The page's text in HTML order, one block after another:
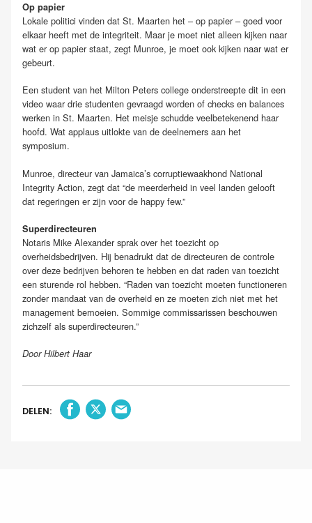
Op papier
Lokale politici vinden dat St. Maarten het – op papier – goed voor
elkaar heeft met de integriteit. Maar je moet niet alleen kijken naar
wat er op papier staat, zegt Munroe, je moet ook kijken naar wat er
gebeurt.
Een student van het Milton Peters college onderstreepte dit in een
video waar drie studenten gevraagd worden of checks en balances
werken in St. Maarten. Het meisje schudde veelbetekenend haar
hoofd. Wat applaus uitlokte van de deelnemers aan het
symposium.
Munroe, directeur van Jamaica’s corruptiewaakhond National
Integrity Action, zegt dat “de meerderheid in veel landen gelooft
dat regeringen er zijn voor de happy few.”
Superdirecteuren
Notaris Mike Alexander sprak over het toezicht op
overheidsbedrijven. Hij benadrukt dat de directeuren de controle
over deze bedrijven behoren te hebben en dat raden van toezicht
een sturende rol hebben. “Raden van toezicht moeten functioneren
zonder mandaat van de overheid en ze moeten zich niet met het
management bemoeien. Sommige commissarissen beschouwen
zichzelf als superdirecteuren.”
Door Hilbert Haar
DELEN: